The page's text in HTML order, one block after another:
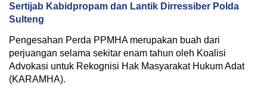
Sertijab Kabidpropam dan Lantik Dirressiber Polda
Sulteng
Pengesahan Perda PPMHA merupakan buah dari
perjuangan selama sekitar enam tahun oleh Koalisi
Advokasi untuk Rekognisi Hak Masyarakat Hukum Adat
(KARAMHA).